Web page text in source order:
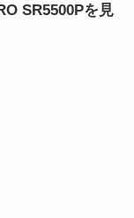
SR5500Pを見